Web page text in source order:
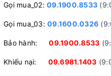
Gọi mua_02: 09.1900.8533
Gọi mua_03: 09.1600.0326
Bảo hành:09.1900.8533
Khiếu nại: 09.6981.1403